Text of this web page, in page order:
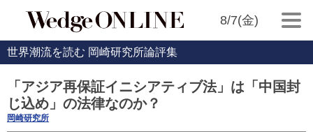
8/7(金)
世界潮流を読む 岡崎研究所論評集
「アジア再保証イニシアティブ法」は「中国封
じ込め」の法律なのか？
岡崎研究所